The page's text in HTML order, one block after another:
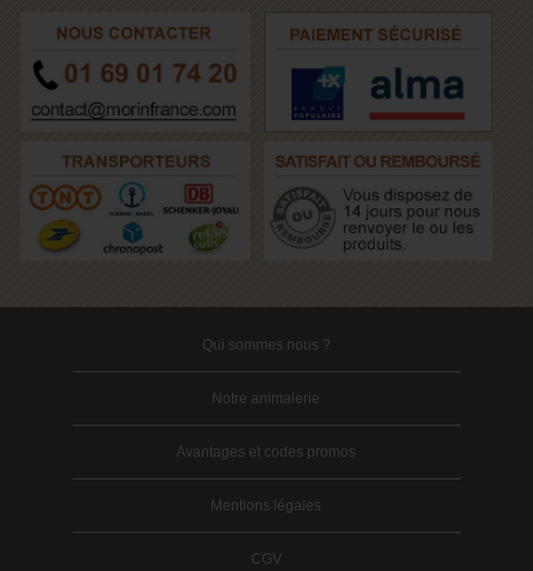
Qui sommes nous ?
Notre animalerie
Avantages et codes promos
Mentions légales
CGV